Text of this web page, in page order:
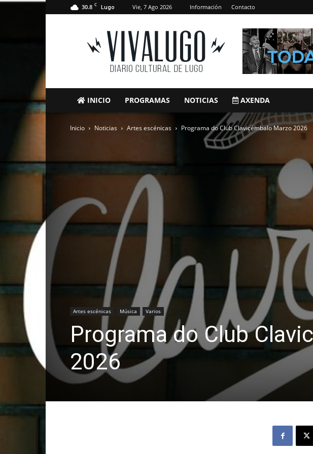
30.8 C Lugo Vie, 7 Ago 2026 Información Contacto
VivaLugo
INICIO PROGRAMAS NOTICIAS AXENDA
Inicio Noticias Artes escénicas Programa do Club Clavicémbalo Marzo 2026
Artes escénicas Música Varios
Programa do Club
2026